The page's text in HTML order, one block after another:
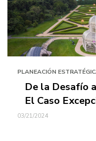
PLANEACIÓN
De la Desafío
El Caso
03/21/2024